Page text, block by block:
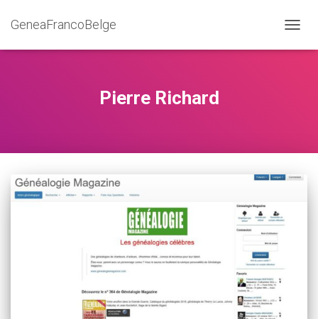
GeneaFrancoBelge
LA
Pierre Richard